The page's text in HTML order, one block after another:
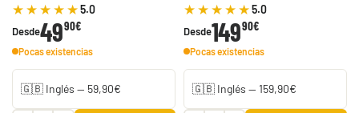
Decks
5.0
Desde4990€
Pocas existencias
Bundle
5.0
Desde14990€
Pocas existencias